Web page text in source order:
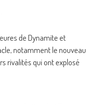
de Dynamite et
notamment le nouveau
rivalités qui ont explosé